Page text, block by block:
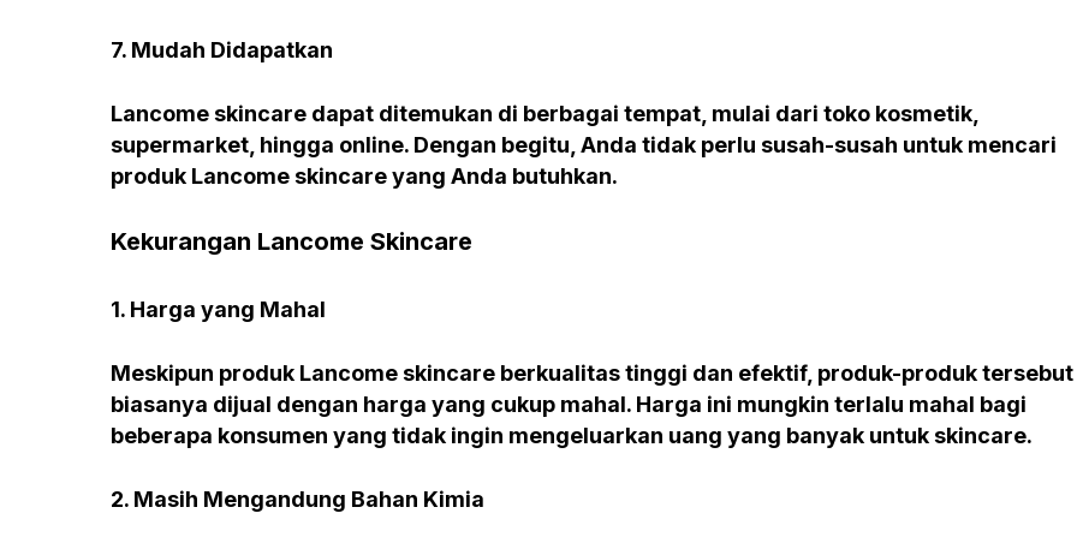
7. Mudah Didapatkan
Lancome skincare dapat ditemukan di berbagai tempat, mulai dari toko kosmetik,
supermarket, hingga online. Dengan begitu, Anda tidak perlu susah-susah untuk mencari
produk Lancome skincare yang Anda butuhkan.
Kekurangan Lancome Skincare
1. Harga yang Mahal
Meskipun produk Lancome skincare berkualitas tinggi dan efektif, produk-produk tersebut
biasanya dijual dengan harga yang cukup mahal. Harga ini mungkin terlalu mahal bagi
beberapa konsumen yang tidak ingin mengeluarkan uang yang banyak untuk skincare.
2. Masih Mengandung Bahan Kimia